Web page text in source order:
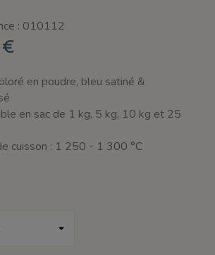
: 010112
€
en poudre, bleu satiné &
en sac de 1 kg, 5 kg, 10 kg et 25
cuisson : 1 250 - 1 300 °C